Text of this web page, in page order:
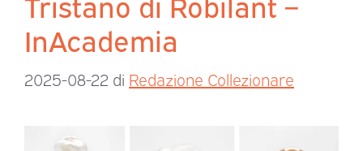
InAcademia
2025-08-22 di Redazione Collezionare